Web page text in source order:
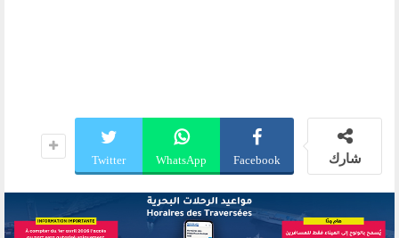
شارك Facebook
WhatsApp
Twitter